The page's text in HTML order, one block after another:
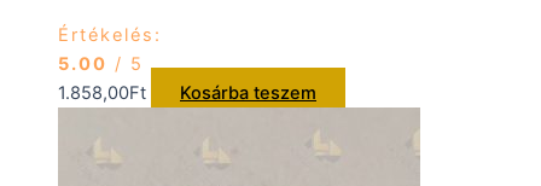
Értékelés:
5.00 / 5
1.858,00Ft Kosárba teszem